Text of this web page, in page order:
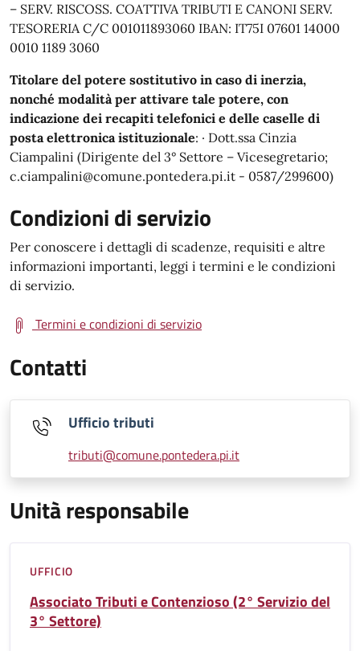
– SERV. RISCOSS. COATTIVA TRIBUTI E CANONI SERV.
TESORERIA C/C 001011893060 IBAN: IT75I 07601 14000
0010 1189 3060
Titolare del potere sostitutivo in caso di inerzia,
nonché modalità per attivare tale potere, con
indicazione dei recapiti telefonici e delle caselle di
posta elettronica istituzionale: · Dott.ssa Cinzia
Ciampalini (Dirigente del 3° Settore – Vicesegretario;
c.ciampalini@comune.pontedera.pi.it - 0587/299600)
Condizioni di servizio
Per conoscere i dettagli di scadenze, requisiti e altre
informazioni importanti, leggi i termini e le condizioni
di servizio.
Termini e condizioni di servizio
Contatti
Ufficio tributi
tributi@comune.pontedera.pi.it
Unità responsabile
UFFICIO
Associato Tributi e Contenzioso (2° Servizio del
3° Settore)